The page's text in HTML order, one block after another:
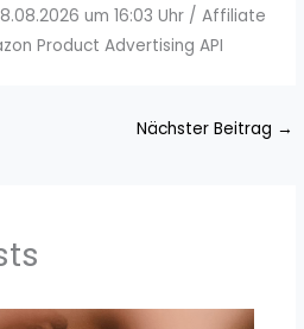
um 16:03 Uhr / Affiliate
Product Advertising API
Nächster Beitrag →